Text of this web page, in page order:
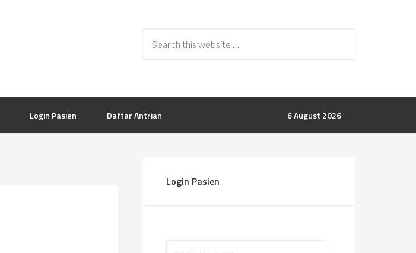
Login Pasien Daftar Antrian 6 August 2026
Login Pasien